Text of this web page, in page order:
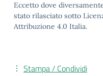
Eccetto dove
stato rilasciato sotto
Attribuzione 4.0 Italia.
Stampa / Condividi